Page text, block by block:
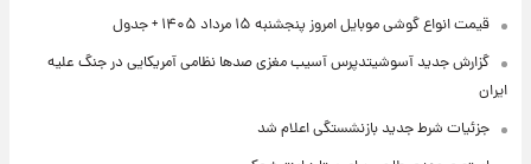
قیمت انواع گوشی موبایل امروز پنجشنبه ۱۵ مرداد ۱۴۰۵ + جدول
گزارش جدید آسوشیتدپرس آسیب مغزی صدها نظامی آمریکایی در جنگ علیه
ایران
جزئیات شرط جدید بازنشستگی اعلام شد